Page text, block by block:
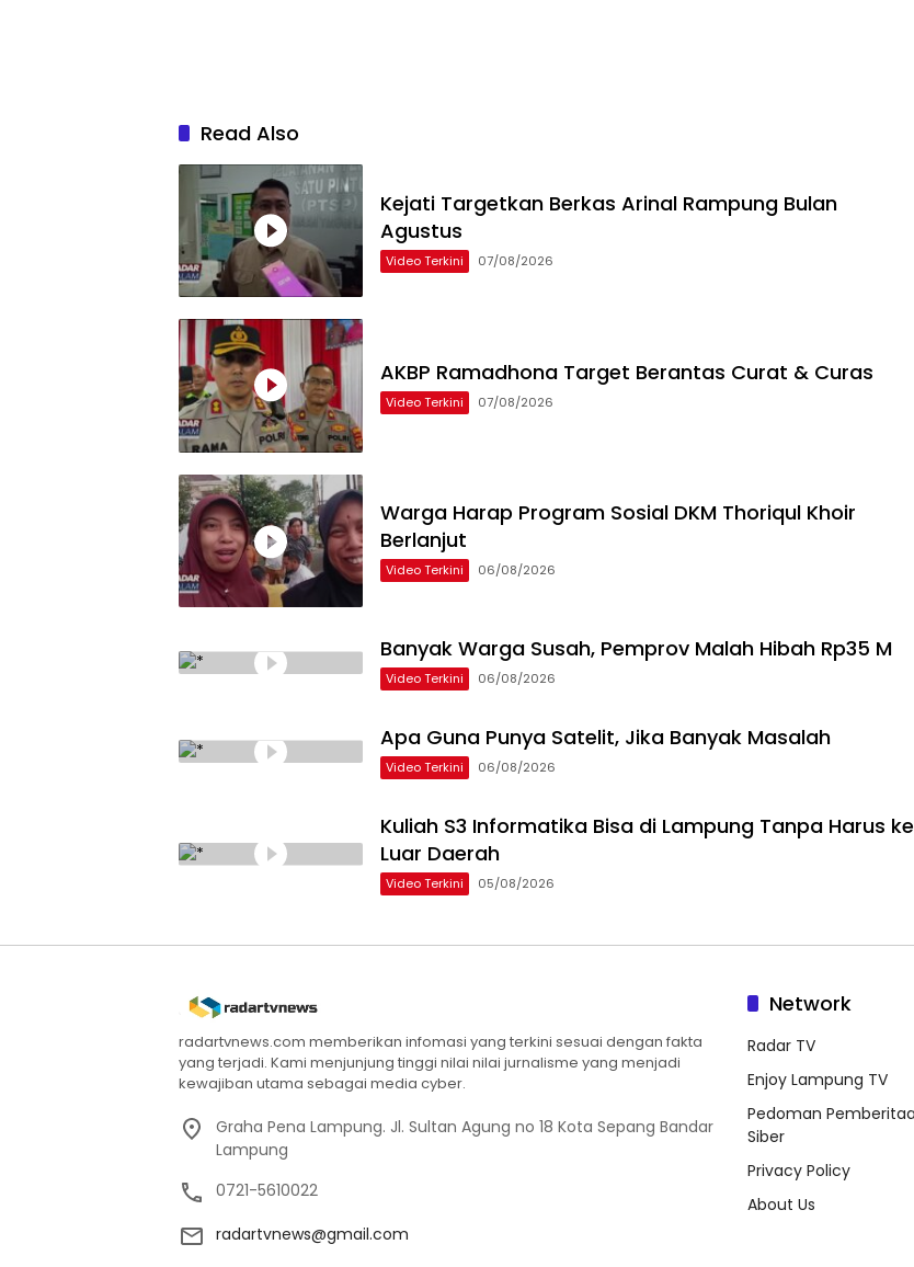
Read Also
Kejati Targetkan Berkas Arinal Rampung Bulan
Agustus
Video Terkini 07/08/2026
AKBP Ramadhona Target Berantas Curat & Curas
Video Terkini 07/08/2026
Warga Harap Program Sosial DKM Thoriqul Khoir
Berlanjut
Video Terkini 06/08/2026
Banyak Warga Susah, Pemprov Malah Hibah Rp35 M
Video Terkini 06/08/2026
Apa Guna Punya Satelit, Jika Banyak Masalah
Video Terkini 06/08/2026
Kuliah S3 Informatika Bisa di Lampung Tanpa Harus ke
Luar Daerah
Video Terkini 05/08/2026
radartvnews.com memberikan infomasi yang terkini sesuai dengan fakta
yang terjadi. Kami menjunjung tinggi nilai nilai jurnalisme yang menjadi
kewajiban utama sebagai media cyber.
Graha Pena Lampung. Jl. Sultan Agung no 18 Kota Sepang Bandar
Lampung
0721-5610022
radartvnews@gmail.com
Network
Radar TV
Enjoy Lampung TV
Pedoman
Siber
Privacy Policy
About Us